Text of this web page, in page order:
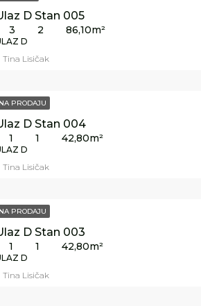
D Stan 005
3 2 86,10m²
D
Tina Lisičak
NA PRODAJU
D Stan 004
1 1 42,80m²
D
Tina Lisičak
NA PRODAJU
D Stan 003
1 1 42,80m²
D
Tina Lisičak